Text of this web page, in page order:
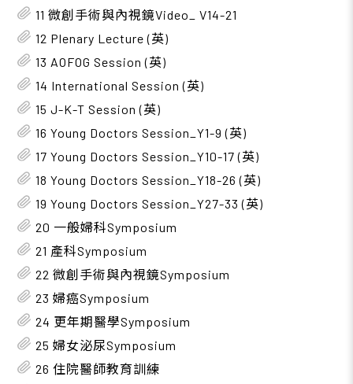
11 微創手術與內視鏡Video_ V14-21
12 Plenary Lecture (英)
13 AOFOG Session (英)
14 International Session (英)
15 J-K-T Session (英)
16 Young Doctors Session_Y1-9 (英)
17 Young Doctors Session_Y10-17 (英)
18 Young Doctors Session_Y18-26 (英)
19 Young Doctors Session_Y27-33 (英)
20 一般婦科Symposium
21 產科Symposium
22 微創手術與內視鏡Symposium
23 婦癌Symposium
24 更年期醫學Symposium
25 婦女泌尿Symposium
26 住院醫師教育訓練